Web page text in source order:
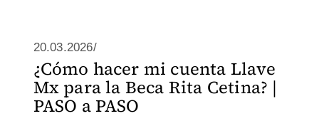
20.03.2026/
¿Cómo hacer mi cuenta Llave
Mx para la Beca Rita Cetina? |
PASO a PASO